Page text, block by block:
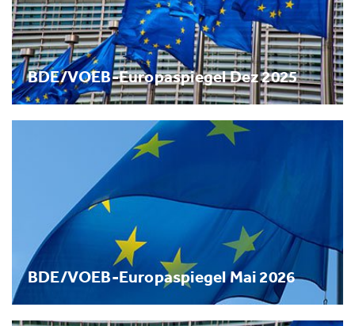
BDE/VOEB-Europaspiegel Dez 2025
BDE/VOEB-Europaspiegel Mai 2026